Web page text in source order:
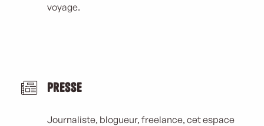
voyage.
Presse
Journaliste, blogueur, freelance, cet espace